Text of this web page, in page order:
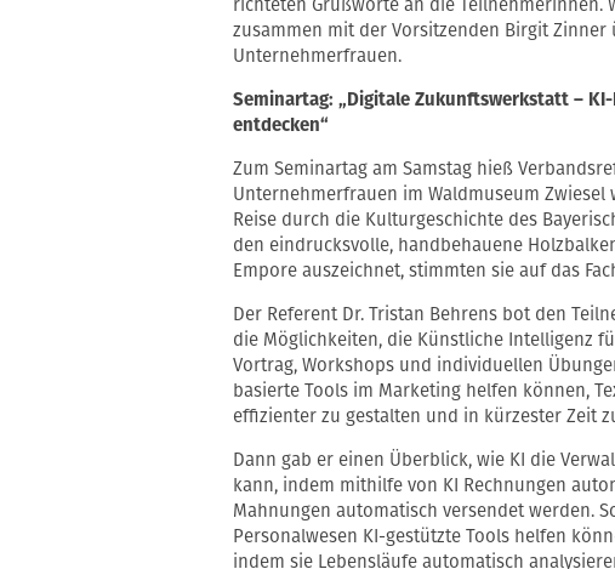
richteten Grußworte an die Teilnehmerinnen.
zusammen mit der Vorsitzenden Birgit Zinner
Unternehmerfrauen.
Seminartag: „Digitale Zukunftswerkstatt –
entdecken“
Zum Seminartag am Samstag hieß
Unternehmerfrauen im Waldmuseum
Reise durch die Kulturgeschichte des
den eindrucksvolle, handbehauene
Empore auszeichnet, stimmten sie auf das
Der Referent Dr. Tristan Behrens bot den
die Möglichkeiten, die Künstliche Intelligenz
Vortrag, Workshops und individuellen
basierte Tools im Marketing helfen können,
effizienter zu gestalten und in kürzester Zeit
Dann gab er einen Überblick, wie KI die
kann, indem mithilfe von KI Rechnungen
Mahnungen automatisch versendet werden.
Personalwesen KI-gestützte Tools helfen
indem sie Lebensläufe automatisch